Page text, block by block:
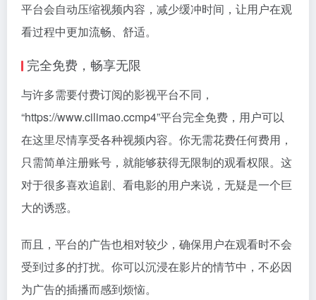
平台会自动压缩视频内容，减少缓冲时间，让用户在观
看过程中更加流畅、舒适。
完全免费，畅享无限
与许多需要付费订阅的影视平台不同，
“https://www.cilimao.ccmp4”平台完全免费，用户可以
在这里尽情享受各种视频内容。你无需花费任何费用，
只需简单注册账号，就能够获得无限制的观看权限。这
对于很多喜欢追剧、看电影的用户来说，无疑是一个巨
大的诱惑。
而且，平台的广告也相对较少，确保用户在观看时不会
受到过多的打扰。你可以沉浸在影片的情节中，不必因
为广告的插播而感到烦恼。